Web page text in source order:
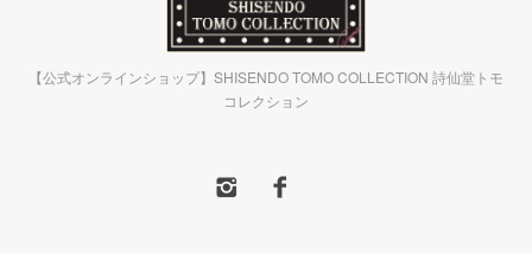
【公式オンラインショップ】SHISENDO TOMO COLLECTION 詩仙堂トモ
コレクション